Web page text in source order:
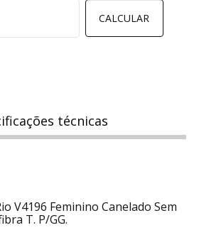
CALCULAR
técnicas
V4196 Feminino Canelado Sem
T. P/GG.